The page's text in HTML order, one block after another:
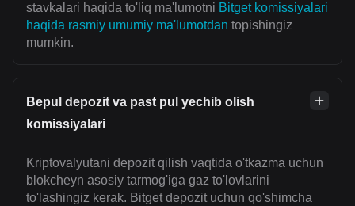
stavkalari haqida to'liq ma'lumotni Bitget komissiyalari
haqida rasmiy umumiy ma'lumotdan topishingiz
mumkin.
Bepul depozit va past pul yechib olish
komissiyalari
Kriptovalyutani depozit qilish vaqtida o'tkazma uchun
blokcheyn asosiy tarmog'iga gaz to'lovlarini
to'lashingiz kerak. Bitget depozit uchun qo'shimcha